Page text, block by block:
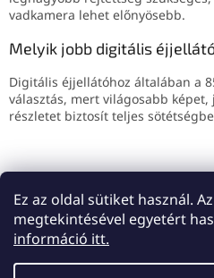
Ez az oldal sütiket használ.
megtekintésével egyetért
információ itt.
vadkamera lehet előnyösebb.
Melyik jobb digitális
Digitális éjjellátóhoz általában a
választás, mert világosabb
részletet biztosít teljes
ELŐZŐ CIKK